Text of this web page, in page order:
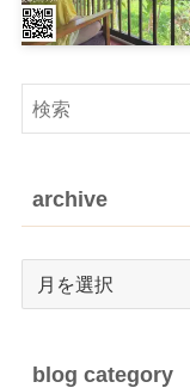
archive
archive
blog category